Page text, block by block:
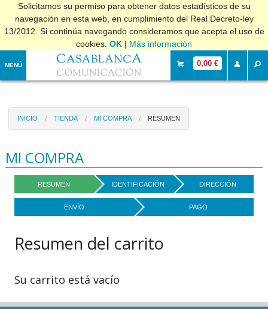
Solicitamos su permiso para obtener datos estadísticos de su
navegación en esta web, en cumplimiento del Real Decreto-ley
13/2012. Si continúa navegando consideramos que acepta el uso de
cookies. OK | Más información
MENÚ 0,00 €
INICIO TIENDA MI COMPRA RESUMEN
MI COMPRA
RESUMEN IDENTIFICACIÓN DIRECCIÓN
ENVÍO PAGO
Resumen del carrito
Su carrito está vacío